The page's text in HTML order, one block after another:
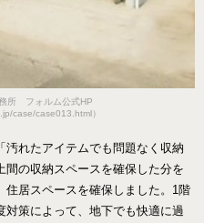
所 フォルム公式HP
case/case013.html）
汚れたアイテムでも問題なく収納
の収納スペースを確保した分を
居スペースを確保しました。1階
策によって、地下でも快適に過